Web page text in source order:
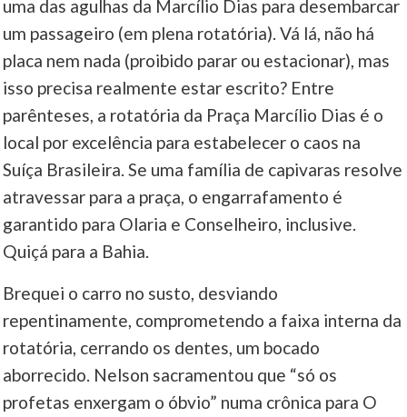
uma das agulhas da Marcílio Dias para desembarcar
um passageiro (em plena rotatória). Vá lá, não há
placa nem nada (proibido parar ou estacionar), mas
isso precisa realmente estar escrito? Entre
parênteses, a rotatória da Praça Marcílio Dias é o
local por excelência para estabelecer o caos na
Suíça Brasileira. Se uma família de capivaras resolve
atravessar para a praça, o engarrafamento é
garantido para Olaria e Conselheiro, inclusive.
Quiçá para a Bahia.
Brequei o carro no susto, desviando
repentinamente, comprometendo a faixa interna da
rotatória, cerrando os dentes, um bocado
aborrecido. Nelson sacramentou que “só os
profetas enxergam o óbvio” numa crônica para O